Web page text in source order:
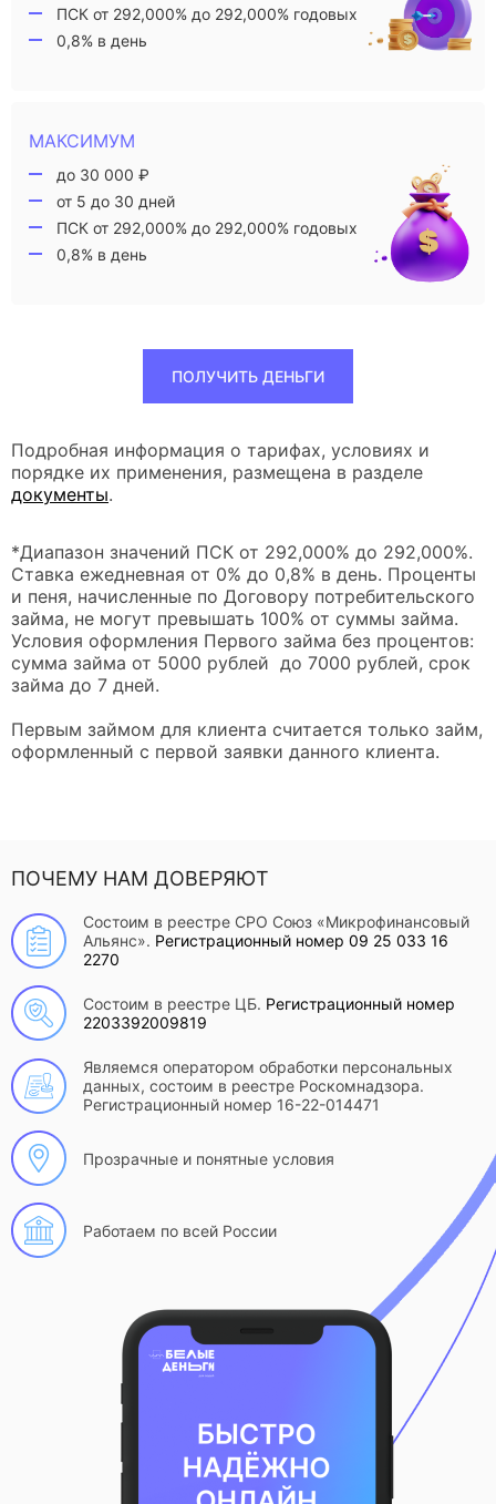
ПСК от 292,000% до 292,000% годовых
0,8% в день
МАКСИМУМ
до 30 000 ₽
от 5 до 30 дней
ПСК от 292,000% до 292,000% годовых
0,8% в день
ПОЛУЧИТЬ ДЕНЬГИ
Подробная информация о тарифах, условиях и
порядке их применения, размещена в разделе
документы.
*Диапазон значений ПСК от 292,000% до 292,000%.
Ставка ежедневная от 0% до 0,8% в день. Проценты
и пеня, начисленные по Договору потребительского
займа, не могут превышать 100% от суммы займа.
Условия оформления Первого займа без процентов:
сумма займа от 5000 рублей до 7000 рублей, срок
займа до 7 дней.
Первым займом для клиента считается только займ,
оформленный с первой заявки данного клиента.
ПОЧЕМУ НАМ ДОВЕРЯЮТ
Состоим в реестре СРО Союз «Микрофинансовый
Альянс». Регистрационный номер 09 25 033 16
2270
Состоим в реестре ЦБ. Регистрационный номер
2203392009819
Являемся оператором обработки персональных
данных, состоим в реестре Роскомнадзора.
Регистрационный номер 16-22-014471
Прозрачные и понятные условия
Работаем по всей России